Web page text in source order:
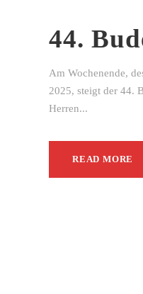
44.
Am Wochenende,
2025, steigt der 44.
Herren...
READ MORE